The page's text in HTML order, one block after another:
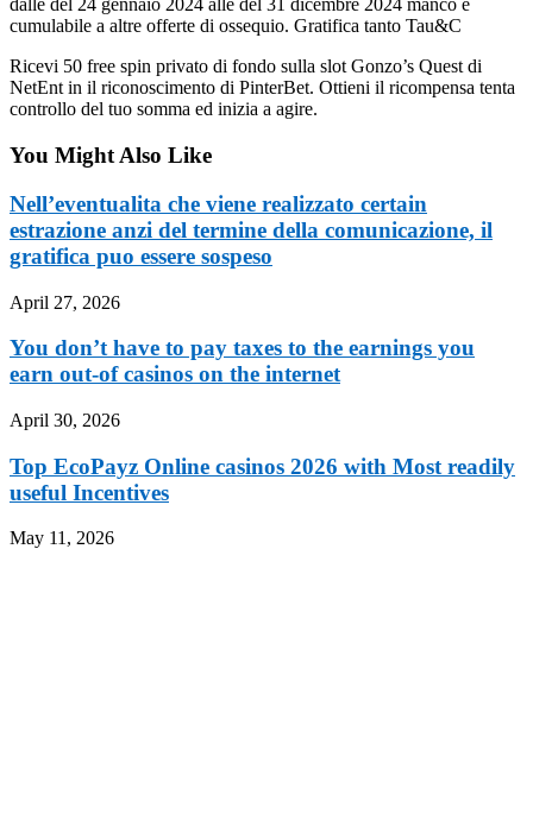
dalle del 24 gennaio 2024 alle del 31 dicembre 2024 manco e
cumulabile a altre offerte di ossequio. Gratifica tanto Tau&C
Ricevi 50 free spin privato di fondo sulla slot Gonzo’s Quest di
NetEnt in il riconoscimento di PinterBet. Ottieni il ricompensa tenta
controllo del tuo somma ed inizia a agire.
You Might Also Like
Nell’eventualita che viene realizzato certain
estrazione anzi del termine della comunicazione, il
gratifica puo essere sospeso
April 27, 2026
You don’t have to pay taxes to the earnings you
earn out-of casinos on the internet
April 30, 2026
Top EcoPayz Online casinos 2026 with Most readily
useful Incentives
May 11, 2026